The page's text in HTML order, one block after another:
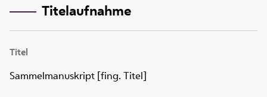
Titelaufnahme
Titel
Sammelmanuskript [fing. Titel]